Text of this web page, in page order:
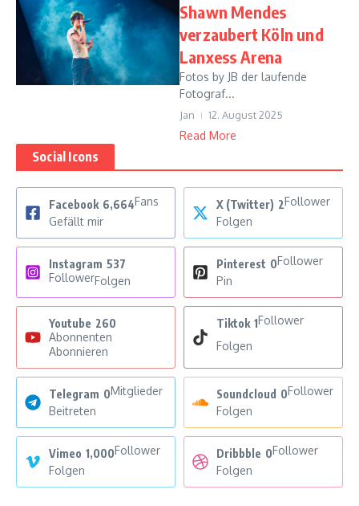
Shawn Mendes
verzaubert Köln und
Lanxess Arena
Fotos by JB der laufende
Fotograf...
Jan 12. August 2025
Read More
Social Icons
Facebook 6,664Fans
Gefällt mir
X (Twitter) 2Follower
Folgen
Instagram 537
FollowerFolgen
Pinterest 0Follower
Pin
Youtube 260
Abonnenten
Abonnieren
Tiktok 1Follower
Folgen
Telegram 0Mitglieder
Beitreten
Soundcloud 0Follower
Folgen
Vimeo 1,000Follower
Folgen
Dribbble 0Follower
Folgen